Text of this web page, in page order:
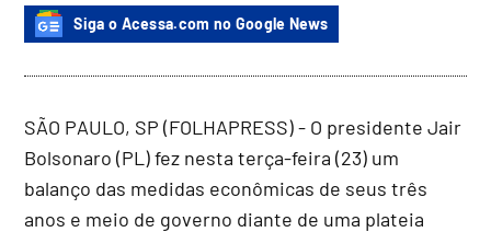
Siga o Acessa.com no Google News
SÃO PAULO, SP (FOLHAPRESS) - O presidente Jair
Bolsonaro (PL) fez nesta terça-feira (23) um
balanço das medidas econômicas de seus três
anos e meio de governo diante de uma plateia